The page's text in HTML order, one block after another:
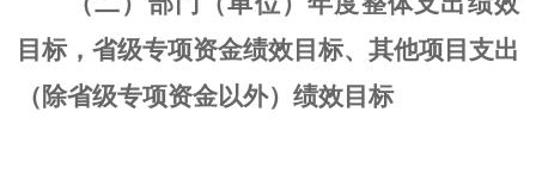
目标，省级专项资金绩效目标、其他项目支出
（除省级专项资金以外）绩效目标